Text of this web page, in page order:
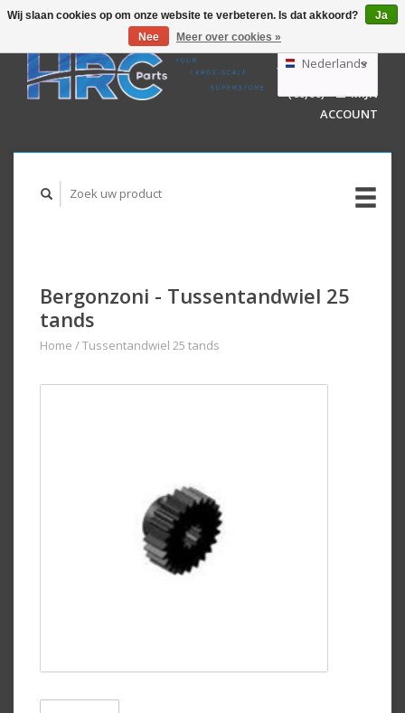
GBP
AUD
Nederlands
Deutsch
English
WINKELWAGEN
(€0,00)
MIJN
ACCOUNT
Bergonzoni - Tussentandwiel 25
tands
Home /Tussentandwiel 25 tands
Wij slaan cookies op om onze website te verbeteren. Is dat akkoord?
Ja
Nee
Meer over cookies »